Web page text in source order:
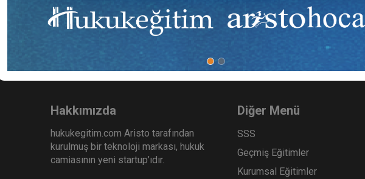
Medeni Hukuk Kongresi - VII.
Oturum: Sınırlı Ayni Haklar Video
360
Medeni Hukuk Kongresi - V.
Oturum: Nafaka Video Kaydı
360
TL
Tüketici Hukuku Enstitüsü
Ekibinize, Hukuk Eğitim’in birbirinden kaliteli eğitimlerine
sınırsız erişim imkanı sunun.
Hakkımızda
hukukegitim.com Aristo tarafından
kurulmuş bir teknoloji markası, hukuk
camiasının yeni startup’ıdır.
Diğer Menü
SSS
Geçmiş Eğitimler
Kurumsal Eğitimler